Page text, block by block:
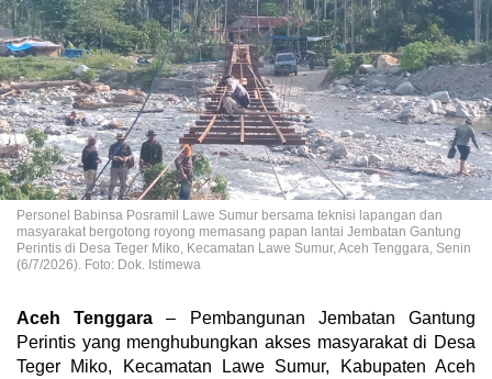
Personel Babinsa Posramil Lawe Sumur bersama teknisi lapangan dan
masyarakat bergotong royong memasang papan lantai Jembatan Gantung
Perintis di Desa Teger Miko, Kecamatan Lawe Sumur, Aceh Tenggara, Senin
(6/7/2026). Foto: Dok. Istimewa
Aceh Tenggara – Pembangunan Jembatan Gantung
Perintis yang menghubungkan akses masyarakat di Desa
Teger Miko, Kecamatan Lawe Sumur, Kabupaten Aceh